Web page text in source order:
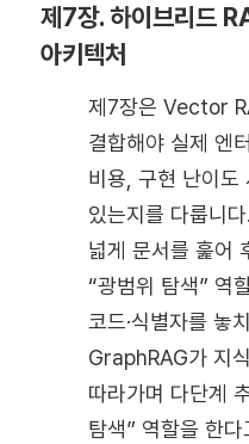
제7장. 하이브리드
아키텍처
제7장은 Vector
결합해야 실제 엔
비용, 구현 난이도
있는지를 다룹니
넓게 문서를 훑어
“광범위 탐색” 역
코드·식별자를 놓
GraphRAG가 지
따라가며 다단계
탐색” 역할을 한